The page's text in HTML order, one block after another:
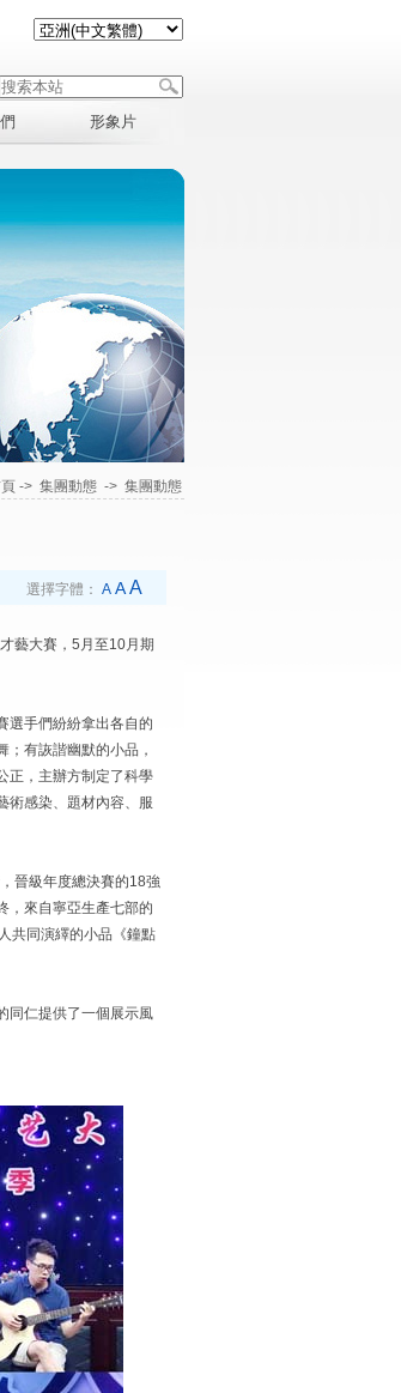
形象片
-> 集團動態-> 集團動態
選擇字體： AAA
藝大賽，5月至10月期
選手們紛紛拿出各自的
有詼諧幽默的小品，
正，主辦方制定了科學
術感染、題材內容、服
晉級年度總決賽的18強
，來自寧亞生產七部的
共同演繹的小品《鐘點
同仁提供了一個展示風